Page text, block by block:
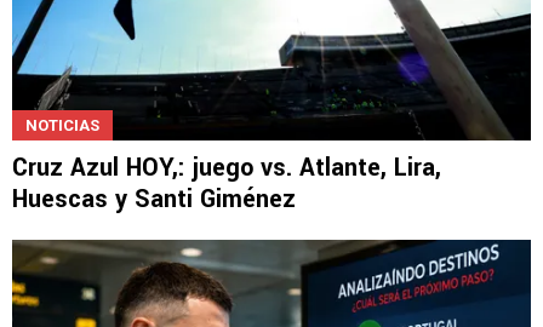
NOTICIAS
Cruz Azul HOY,: juego vs. Atlante, Lira,
Huescas y Santi Giménez